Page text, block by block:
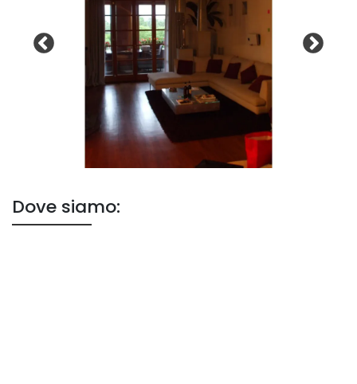
Dove siamo: